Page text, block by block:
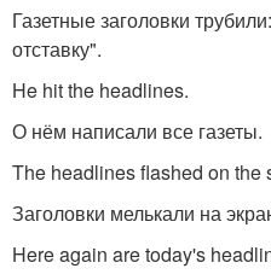
Газетные заголовки
отставку".
He hit the headlines.
О нём написали все газеты.
The headlines flashed on the
Заголовки мелькали на
Here again are today's